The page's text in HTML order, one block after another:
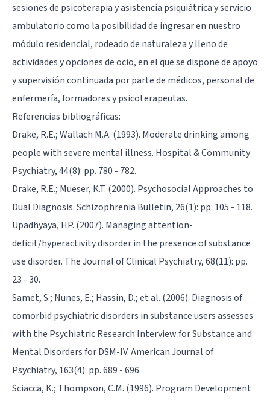
sesiones de psicoterapia y asistencia psiquiátrica y servicio
ambulatorio como la posibilidad de ingresar en nuestro
módulo residencial, rodeado de naturaleza y lleno de
actividades y opciones de ocio, en el que se dispone de apoyo
y supervisión continuada por parte de médicos, personal de
enfermería, formadores y psicoterapeutas.
Referencias bibliográficas:
Drake, R.E.; Wallach M.A. (1993). Moderate drinking among
people with severe mental illness. Hospital & Community
Psychiatry, 44(8): pp. 780 - 782.
Drake, R.E.; Mueser, K.T. (2000). Psychosocial Approaches to
Dual Diagnosis. Schizophrenia Bulletin, 26(1): pp. 105 - 118.
Upadhyaya, HP. (2007). Managing attention-
deficit/hyperactivity disorder in the presence of substance
use disorder. The Journal of Clinical Psychiatry, 68(11): pp.
23 - 30.
Samet, S.; Nunes, E.; Hassin, D.; et al. (2006). Diagnosis of
comorbid psychiatric disorders in substance users assesses
with the Psychiatric Research Interview for Substance and
Mental Disorders for DSM-IV. American Journal of
Psychiatry, 163(4): pp. 689 - 696.
Sciacca, K.; Thompson, C.M. (1996). Program Development